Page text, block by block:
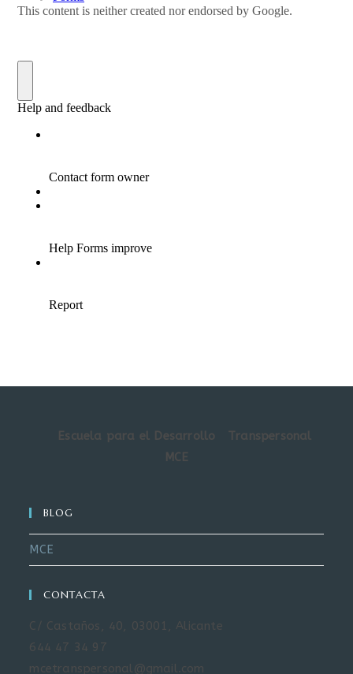
Escuela para el Desarrollo Transpersonal
MCE
BLOG
MCE
CONTACTA
C/ Castaños, 40, 03001, Alicante
644 47 34 97
mcetranspersonal@gmail.com